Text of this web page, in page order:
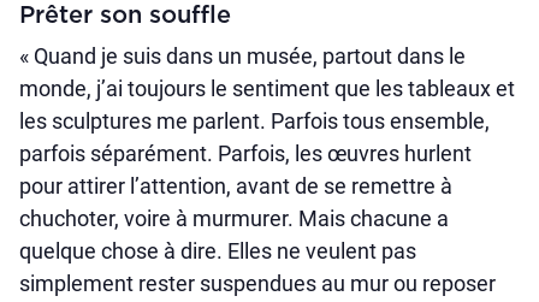
Prêter son souffle
« Quand je suis dans un musée, partout dans le
monde, j’ai toujours le sentiment que les tableaux et
les sculptures me parlent. Parfois tous ensemble,
parfois séparément. Parfois, les œuvres hurlent
pour attirer l’attention, avant de se remettre à
chuchoter, voire à murmurer. Mais chacune a
quelque chose à dire. Elles ne veulent pas
simplement rester suspendues au mur ou reposer